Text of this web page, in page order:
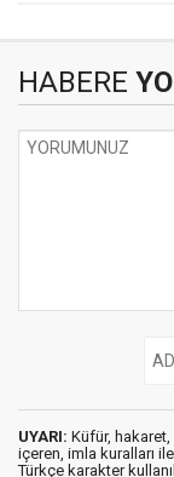
HABERE
UYARI: Küfür,
içeren, imla kuralları
Türkçe karakter